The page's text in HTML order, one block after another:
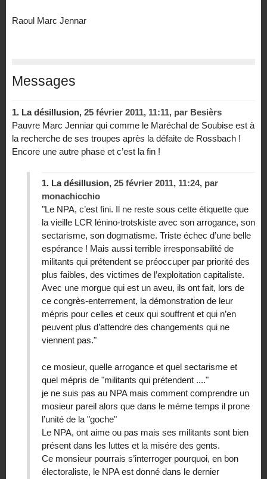
Raoul Marc Jennar
Messages
1. La désillusion, 25 février 2011, 11:11, par Besièrs
Pauvre Marc Jenniar qui comme le Maréchal de Soubise est à
la recherche de ses troupes après la défaite de Rossbach !
Encore une autre phase et c’est la fin !
1. La désillusion, 25 février 2011, 11:24, par
monachicchio
"Le NPA, c’est fini. Il ne reste sous cette étiquette que
la vieille LCR lénino-trotskiste avec son arrogance, son
sectarisme, son dogmatisme. Triste échec d’une belle
espérance ! Mais aussi terrible irresponsabilité de
militants qui prétendent se préoccuper par priorité des
plus faibles, des victimes de l’exploitation capitaliste.
Avec une morgue qui est un aveu, ils ont fait, lors de
ce congrès-enterrement, la démonstration de leur
mépris pour celles et ceux qui souffrent et qui n’en
peuvent plus d’attendre des changements qui ne
viennent pas."
ce mosieur, quelle arrogance et quel sectarisme et
quel mépris de "militants qui prétendent ...."
je ne suis pas au NPA mais comment comprendre un
mosieur pareil alors que dans le méme temps il prone
l’unité de la "goche"
Le NPA, ont aime ou pas mais ses militants sont bien
présent dans les luttes et la misére des gents.
Ce monsieur pourrais s’interroger pourquoi, en bon
électoraliste, le NPA est donné dans le dernier